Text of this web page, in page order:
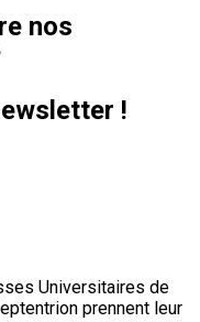
nos
!
Universitaires de
prennent leur